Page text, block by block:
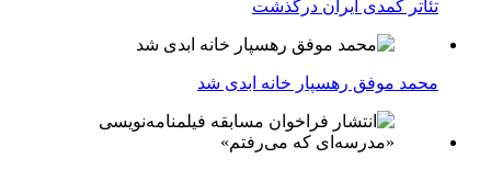
تئاتر کمدی ایران درگذشت
محمد موفق رهسپار خانه ابدی شد